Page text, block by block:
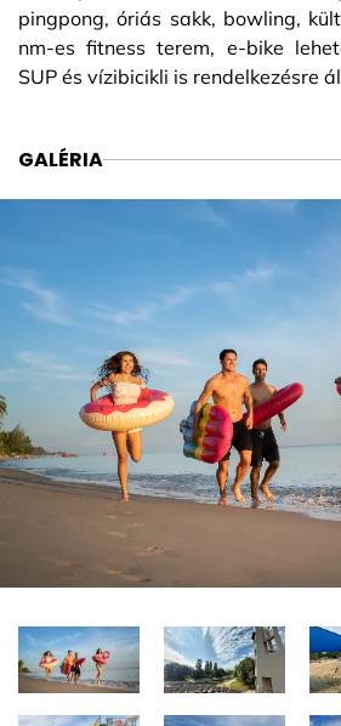
pingpong, óriás sakk, bowling,
nm-es fitness terem, e-bike
SUP és vízibicikli is rendelkezésre
GALÉRIA